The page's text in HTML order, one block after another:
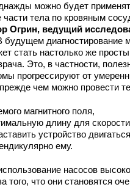
можно будет
части тела по кровяным
Огрин, ведущий
будущем диагностирование
стать настолько же
Это, в частности,
прогрессируют от
чем можно провести
магнитного поля,
длину для
устройство
ему.
насосов
того, что они становятся